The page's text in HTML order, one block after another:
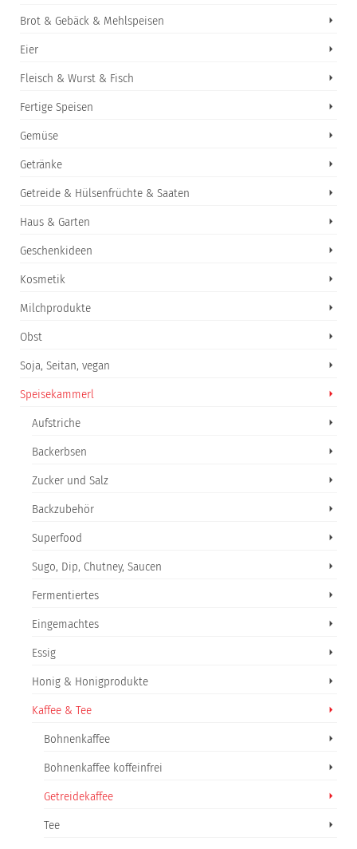
Brot & Gebäck & Mehlspeisen
Eier
Fleisch & Wurst & Fisch
Fertige Speisen
Gemüse
Getränke
Getreide & Hülsenfrüchte & Saaten
Haus & Garten
Geschenkideen
Kosmetik
Milchprodukte
Obst
Soja, Seitan, vegan
Speisekammerl
Aufstriche
Backerbsen
Zucker und Salz
Backzubehör
Superfood
Sugo, Dip, Chutney, Saucen
Fermentiertes
Eingemachtes
Essig
Honig & Honigprodukte
Kaffee & Tee
Bohnenkaffee
Bohnenkaffee koffeinfrei
Getreidekaffee
Tee